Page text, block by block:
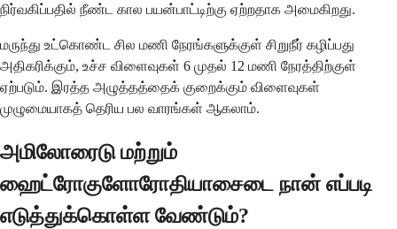
நிர்வகிப்பதில் நீண்ட கால பயன்பாட்டிற்கு ஏற்றதாக அமைகிறது.
மருந்து உட்கொண்ட சில மணி நேரங்களுக்குள் சிறுநீர் கழிப்பது
அதிகரிக்கும், உச்ச விளைவுகள் 6 முதல் 12 மணி நேரத்திற்குள்
ஏற்படும். இரத்த அழுத்தத்தைக் குறைக்கும் விளைவுகள்
முழுமையாகத் தெரிய பல வாரங்கள் ஆகலாம்.
அமிலோரைடு மற்றும்
ஹைட்ரோகுளோரோதியாசைடை நான் எப்படி
எடுத்துக்கொள்ள வேண்டும்?